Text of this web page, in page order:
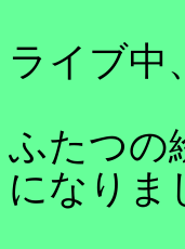
ライブ中
ふたつの
になりま